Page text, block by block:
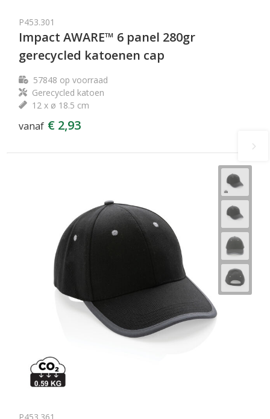
P453.301
Impact AWARE™ 6 panel 280gr
gerecycled katoenen cap
57848 op voorraad
Gerecycled katoen
12 x ø 18.5 cm
vanaf € 2,93